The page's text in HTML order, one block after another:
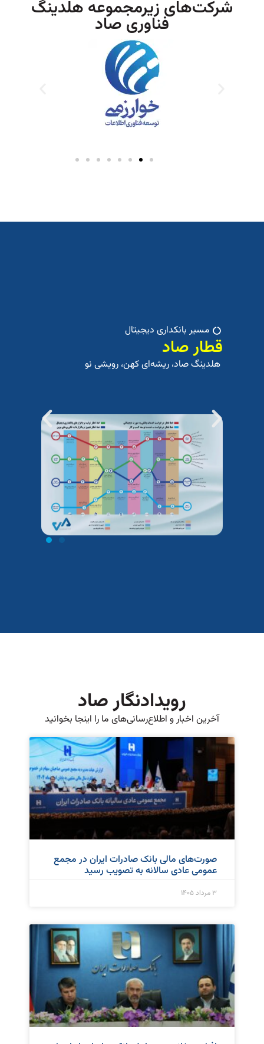
شرکت‌های زیرمجموعه هلدینگ
فناوری صاد
مسیر بانکداری دیجیتال
قطار صاد
هلدینگ صاد، ریشه‌ای کهن، رویشی نو
رویدادنگار صاد
آخرین اخبار و اطلاع‌رسانی‌های ما را اینجا بخوانید
صورت‌های مالی بانک صادرات ایران در مجمع
عمومی عادی سالانه به تصویب رسید
۳ مرداد ۱۴۰۵